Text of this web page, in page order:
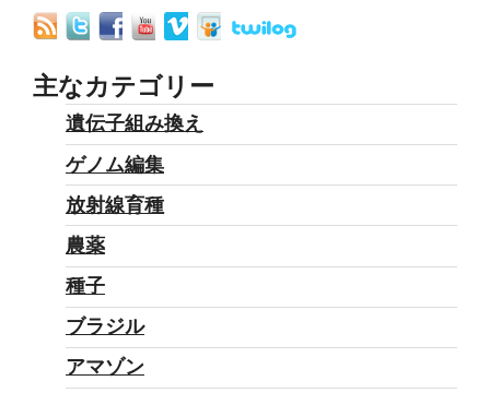
主なカテゴリー
遺伝子組み換え
ゲノム編集
放射線育種
農薬
種子
ブラジル
アマゾン